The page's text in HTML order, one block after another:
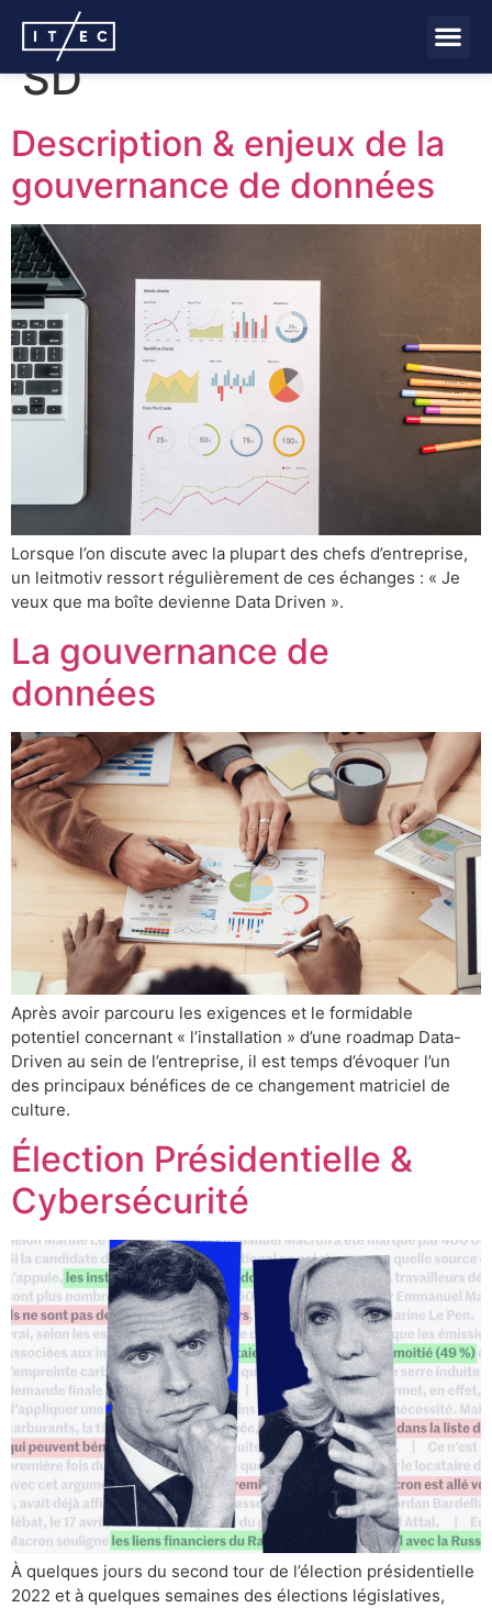
Auteur/autrice :
Paul
SD
Description & enjeux de la
gouvernance de données
Lorsque l’on discute avec la plupart des chefs d’entreprise,
un leitmotiv ressort régulièrement de ces échanges : « Je
veux que ma boîte devienne Data Driven ».
La gouvernance de
données
Après avoir parcouru les exigences et le formidable
potentiel concernant « l’installation » d’une roadmap Data-
Driven au sein de l’entreprise, il est temps d’évoquer l’un
des principaux bénéfices de ce changement matriciel de
culture.
Élection Présidentielle &
Cybersécurité
À quelques jours du second tour de l’élection présidentielle
2022 et à quelques semaines des élections législatives,